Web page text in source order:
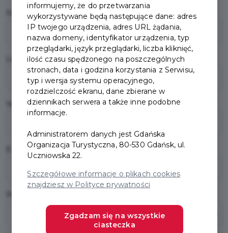
*
First name
*
Last name
*
Year of birth
*
E-mail
informujemy, że do przetwarzania
wykorzystywane będą następujące dane: adres
IP twojego urządzenia, adres URL żądania,
nazwa domeny, identyfikator urządzenia, typ
przeglądarki, język przeglądarki, liczba kliknięć,
ilość czasu spędzonego na poszczególnych
stronach, data i godzina korzystania z Serwisu,
typ i wersja systemu operacyjnego,
rozdzielczość ekranu, dane zbierane w
dziennikach serwera a także inne podobne
informacje.
Administratorem danych jest Gdańska
Organizacja Turystyczna, 80-530 Gdańsk, ul.
Uczniowska 22.
Szczegółowe informacje o plikach cookies
znajdziesz w Polityce prywatności
Zgadzam się na wszystkie
ciasteczka